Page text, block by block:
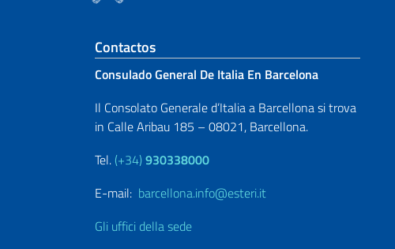
Sezione footer
Contactos
Consulado General De Italia En Barcelona
Il Consolato Generale d’Italia a Barcellona si trova
in Calle Aribau 185 – 08021, Barcellona.
Tel. (+34) 930338000
E-mail: barcellona.info@esteri.it
Gli uffici della sede